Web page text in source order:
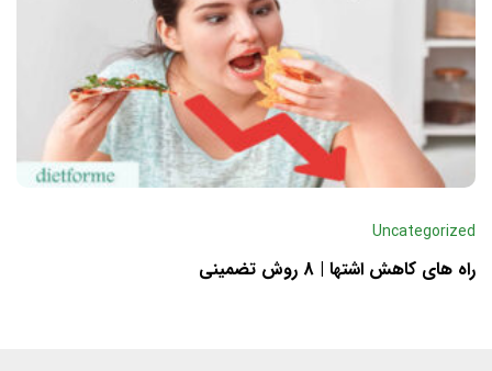
Uncategorized
راه های کاهش اشتها | 8 روش تضمینی